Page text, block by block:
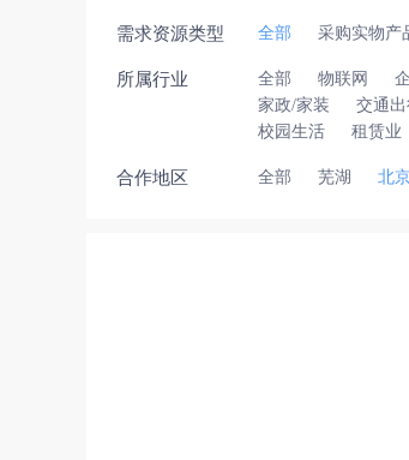
需求资源类型 全部 采购实物产
所属行业 全部 物联网
家政/家装
交通
校园生活
租赁业
合作地区 全部 芜湖 北